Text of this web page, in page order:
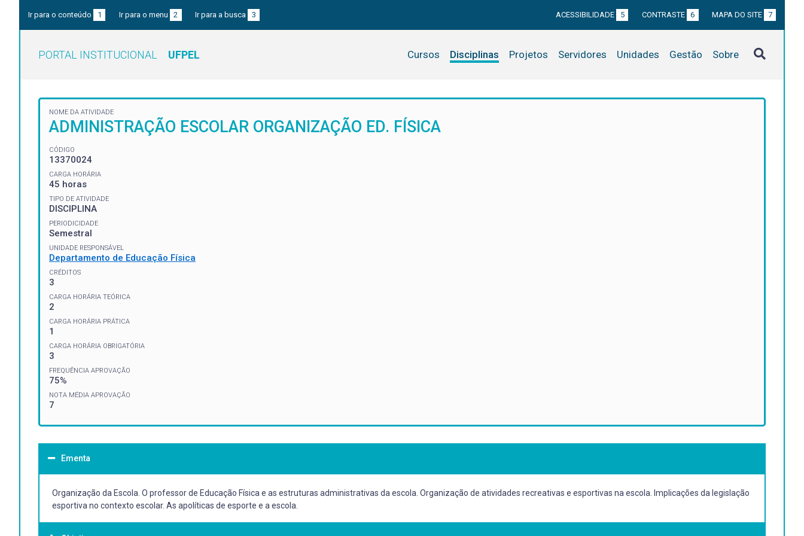
Ir para o conteúdo 1 Ir para o menu 2 Ir para a busca 3 ACESSIBILIDADE 5 CONTRASTE 6 MAPA DO SITE 7
PORTAL INSTITUCIONAL UFPEL Cursos Disciplinas Projetos Servidores Unidades Gestão Sobre
NOME DA ATIVIDADE
ADMINISTRAÇÃO ESCOLAR ORGANIZAÇÃO ED. FÍSICA
CÓDIGO
13370024
CARGA HORÁRIA
45 horas
TIPO DE ATIVIDADE
DISCIPLINA
PERIODICIDADE
Semestral
UNIDADE RESPONSÁVEL
Departamento de Educação Física
CRÉDITOS
3
CARGA HORÁRIA TEÓRICA
2
CARGA HORÁRIA PRÁTICA
1
CARGA HORÁRIA OBRIGATÓRIA
3
FREQUÊNCIA APROVAÇÃO
75%
NOTA MÉDIA APROVAÇÃO
7
Ementa
Organização da Escola. O professor de Educação Física e as estruturas administrativas da escola. Organização de atividades recreativas e esportivas na escola. Implicações da legislação
esportiva no contexto escolar. As apolíticas de esporte e a escola.